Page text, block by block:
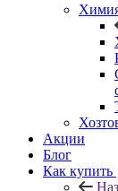
Акции
Блог
Как купить